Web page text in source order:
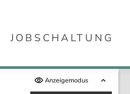
JOBSCHALTUNG
Anzeigemodus